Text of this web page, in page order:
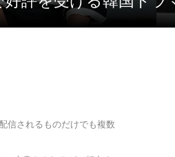
信されるものだけでも複数